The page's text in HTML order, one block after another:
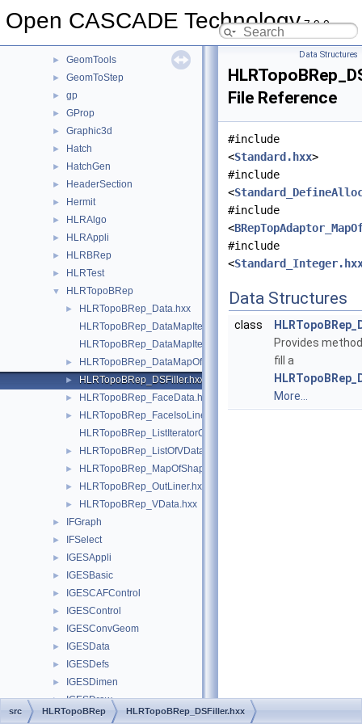
Open CASCADE Technology7.9.0
GeomProjLib
► GeomTools
► GeomToStep
► gp
► GProp
► Graphic3d
► Hatch
► HatchGen
► HeaderSection
► Hermit
► HLRAlgo
► HLRAppli
► HLRBRep
► HLRTest
▼ HLRTopoBRep
►
HLRTopoBRep_Data.hxx
HLRTopoBRep_DataMapIteratorOfMapOfShapeListOfVData.hxx
► HLRTopoBRep_DataMapOfShapeFaceData.hxx
► HLRTopoBRep_DSFiller.hxx
► HLRTopoBRep_FaceData.hxx
►
HLRTopoBRep_FaceIsoLiner.hxx
HLRTopoBRep_ListIteratorOfListOfVData.hxx
► HLRTopoBRep_ListOfVData.hxx
► HLRTopoBRep_MapOfShapeListOfVData.hxx
► HLRTopoBRep_OutLiner.hxx
► HLRTopoBRep_VData.hxx
► IFGraph
► IFSelect
► IGESAppli
► IGESBasic
► IGESCAFControl
► IGESControl
► IGESConvGeom
► IGESData
► IGESDefs
► IGESDimen
► IGESDraw
► IGESFile
Data Structures
File Reference
#include
<Standard.hxx>
#include
<
#include
<
#include
<
Data Structures
class
Provides
fill a
More...
src HLRTopoBRep HLRTopoBRep_DSFiller.hxx